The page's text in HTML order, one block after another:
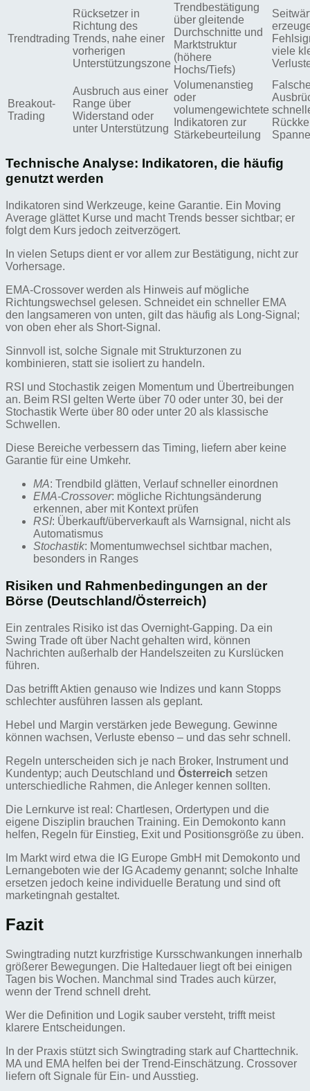
Trendtrading
Rücksetzer in
Richtung des
Trends, nahe einer
vorherigen
Unterstützungszone
Trendbestätigung
über gleitende
Durchschnitte und
Marktstruktur
(höhere
Hochs/Tiefs)
viele
Breakout-
Trading
Ausbruch aus einer
Range über
Widerstand oder
unter Unterstützung
Volumenanstieg
oder
volumengewichtete
Indikatoren zur
Stärkebeurteilung
Spanne
Technische Analyse: Indikatoren, die häufig
genutzt werden
Indikatoren sind Werkzeuge, keine Garantie. Ein Moving
Average glättet Kurse und macht Trends besser sichtbar; er
folgt dem Kurs jedoch zeitverzögert.
In vielen Setups dient er vor allem zur Bestätigung, nicht zur
Vorhersage.
EMA-Crossover werden als Hinweis auf mögliche
Richtungswechsel gelesen. Schneidet ein schneller EMA
den langsameren von unten, gilt das häufig als Long-Signal;
von oben eher als Short-Signal.
Sinnvoll ist, solche Signale mit Strukturzonen zu
kombinieren, statt sie isoliert zu handeln.
RSI und Stochastik zeigen Momentum und Übertreibungen
an. Beim RSI gelten Werte über 70 oder unter 30, bei der
Stochastik Werte über 80 oder unter 20 als klassische
Schwellen.
Diese Bereiche verbessern das Timing, liefern aber keine
Garantie für eine Umkehr.
MA: Trendbild glätten, Verlauf schneller einordnen
EMA-Crossover: mögliche Richtungsänderung
erkennen, aber mit Kontext prüfen
RSI: Überkauft/überverkauft als Warnsignal, nicht als
Automatismus
Stochastik: Momentumwechsel sichtbar machen,
besonders in Ranges
Risiken und Rahmenbedingungen an der
Börse (Deutschland/Österreich)
Ein zentrales Risiko ist das Overnight-Gapping. Da ein
Swing Trade oft über Nacht gehalten wird, können
Nachrichten außerhalb der Handelszeiten zu Kurslücken
führen.
Das betrifft Aktien genauso wie Indizes und kann Stopps
schlechter ausführen lassen als geplant.
Hebel und Margin verstärken jede Bewegung. Gewinne
können wachsen, Verluste ebenso – und das sehr schnell.
Regeln unterscheiden sich je nach Broker, Instrument und
Kundentyp; auch Deutschland und Österreich setzen
unterschiedliche Rahmen, die Anleger kennen sollten.
Die Lernkurve ist real: Chartlesen, Ordertypen und die
eigene Disziplin brauchen Training. Ein Demokonto kann
helfen, Regeln für Einstieg, Exit und Positionsgröße zu üben.
Im Markt wird etwa die IG Europe GmbH mit Demokonto und
Lernangeboten wie der IG Academy genannt; solche Inhalte
ersetzen jedoch keine individuelle Beratung und sind oft
marketingnah gestaltet.
Fazit
Swingtrading nutzt kurzfristige Kursschwankungen innerhalb
größerer Bewegungen. Die Haltedauer liegt oft bei einigen
Tagen bis Wochen. Manchmal sind Trades auch kürzer,
wenn der Trend schnell dreht.
Wer die Definition und Logik sauber versteht, trifft meist
klarere Entscheidungen.
In der Praxis stützt sich Swingtrading stark auf Charttechnik.
MA und EMA helfen bei der Trend-Einschätzung. Crossover
liefern oft Signale für Ein- und Ausstieg.